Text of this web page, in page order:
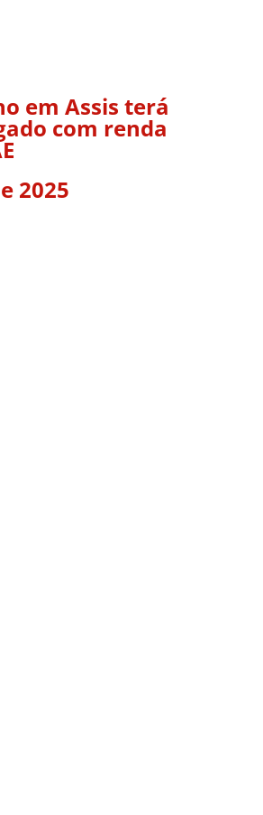
em Assis terá
com renda
2025